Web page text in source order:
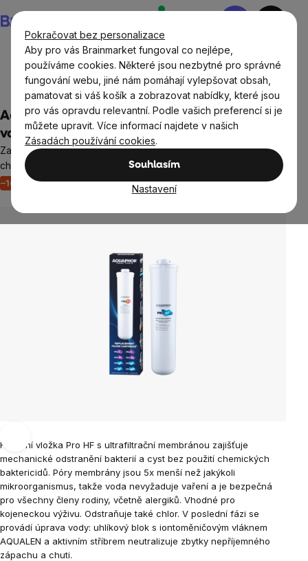
Pokračovat bez personalizace
Aby pro vás Brainmarket fungoval co nejlépe,
používáme cookies. Některé jsou nezbytné pro správné
fungování webu, jiné nám pomáhají vylepšovat obsah,
pamatovat si váš košík a zobrazovat nabídky, které jsou
pro vás opravdu relevantní. Podle vašich preferencí si je
můžete upravit. Více informací najdete v našich
Zásadách používání cookies.
Souhlasím
Nastavení
na
obsah
Nákupní
Domov Vodní filtry a konvice
Aquaphor Náhradní vložka PRO HF do
vodního filtru Crystal ECO Pro
Zajišťuje mechanické odstranění bakterií a cyst bez použití
chemických baktericidů
–16 % AkceVýprodej
produktu
hvězdiček.
Neohodnoceno
Filtrační vložka Pro HF s ultrafiltrační membránou zajišťuje
mechanické odstranění bakterií a cyst bez použití chemických
baktericidů. Póry membrány jsou 5x menší než jakýkoli
mikroorganismus, takže voda nevyžaduje vaření a je bezpečná
pro všechny členy rodiny, včetně alergiků. Vhodné pro
kojeneckou výživu. Odstraňuje také chlor. V poslední fázi se
provádí úprava vody: uhlíkový blok s iontoměničovým vláknem
AQUALEN a aktivním stříbrem neutralizuje zbytky nepříjemného
zápachu a chuti.